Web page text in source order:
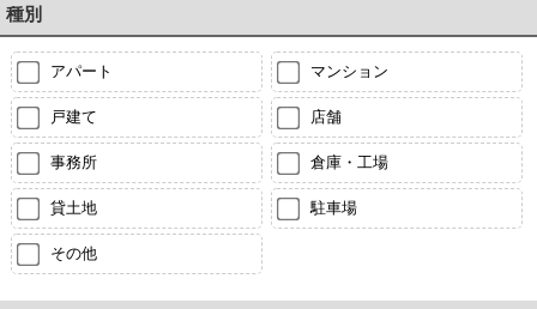
種別
アパート マンション
戸建て 店舗
事務所 倉庫・工場
貸土地 駐車場
その他